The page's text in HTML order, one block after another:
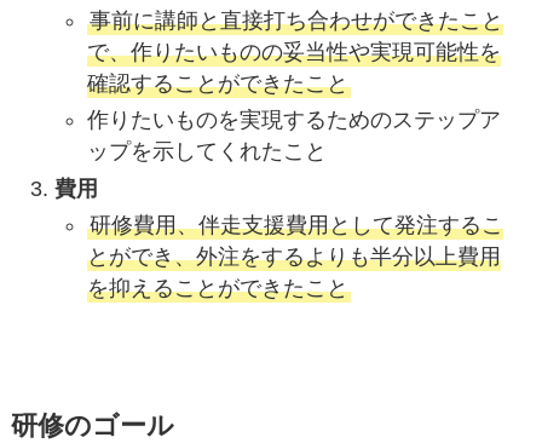
事前に講師と直接打ち合わせができたこと
で、作りたいものの妥当性や実現可能性を
確認することができたこと
作りたいものを実現するためのステップア
ップを示してくれたこと
費用
研修費用、伴走支援費用として発注するこ
とができ、外注をするよりも半分以上費用
を抑えることができたこと
研修のゴール